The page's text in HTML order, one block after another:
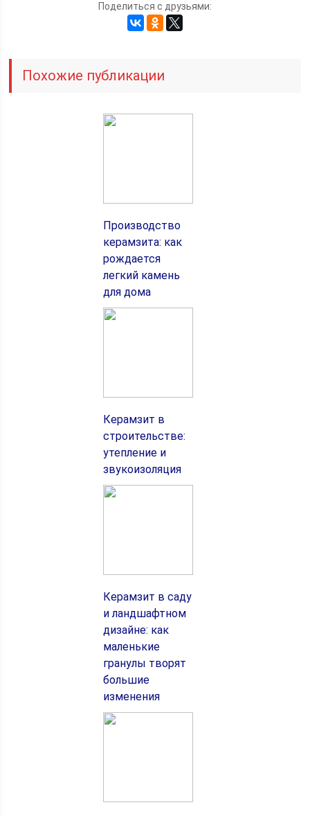
Поделиться с друзьями:
Похожие публикации
Производство
керамзита: как
рождается
легкий камень
для дома
Керамзит в
строительстве:
утепление и
звукоизоляция
Керамзит в саду
и ландшафтном
дизайне: как
маленькие
гранулы творят
большие
изменения